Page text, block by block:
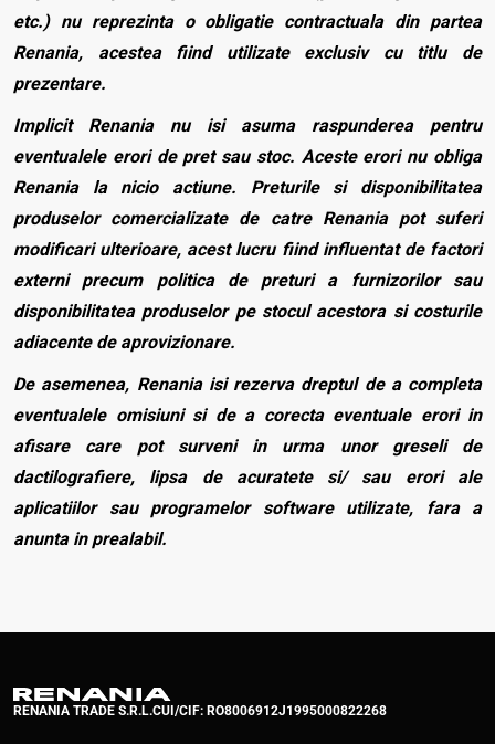
etc.) nu reprezinta o obligatie contractuala din partea
Renania, acestea fiind utilizate exclusiv cu titlu de
prezentare.
Implicit Renania nu isi asuma raspunderea pentru
eventualele erori de pret sau stoc. Aceste erori nu obliga
Renania la nicio actiune. Preturile si disponibilitatea
produselor comercializate de catre Renania pot suferi
modificari ulterioare, acest lucru fiind influentat de factori
externi precum politica de preturi a furnizorilor sau
disponibilitatea produselor pe stocul acestora si costurile
adiacente de aprovizionare.
De asemenea, Renania isi rezerva dreptul de a completa
eventualele omisiuni si de a corecta eventuale erori in
afisare care pot surveni in urma unor greseli de
dactilografiere, lipsa de acuratete si/ sau erori ale
aplicatiilor sau programelor software utilizate, fara a
anunta in prealabil.
RENANIA TRADE S.R.L.CUI/CIF: RO8006912J1995000822268